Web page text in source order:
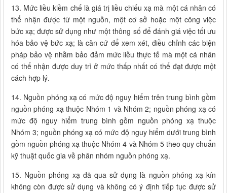
13. Mức liều kiềm chế là giá trị liều chiếu xạ mà một cá nhân có
thể nhận được từ một nguồn, một cơ sở hoặc một công việc
bức xạ; được sử dụng như một thông số để đánh giá việc tối ưu
hóa bảo vệ bức xạ; là căn cứ để xem xét, điều chỉnh các biện
pháp bảo vệ nhằm bảo đảm mức liều thực tế mà một cá nhân
có thể nhận được duy trì ở mức thấp nhất có thể đạt được một
cách hợp lý.
14. Nguồn phóng xạ có mức độ nguy hiểm trên trung bình gồm
nguồn phóng xạ thuộc Nhóm 1 và Nhóm 2; nguồn phóng xạ có
mức độ nguy hiểm trung bình gồm nguồn phóng xạ thuộc
Nhóm 3; nguồn phóng xạ có mức độ nguy hiểm dưới trung bình
gồm nguồn phóng xạ thuộc Nhóm 4 và Nhóm 5 theo quy chuẩn
kỹ thuật quốc gia về phân nhóm nguồn phóng xạ.
15. Nguồn phóng xạ đã qua sử dụng là nguồn phóng xạ kín
không còn được sử dụng và không có ý định tiếp tục được sử